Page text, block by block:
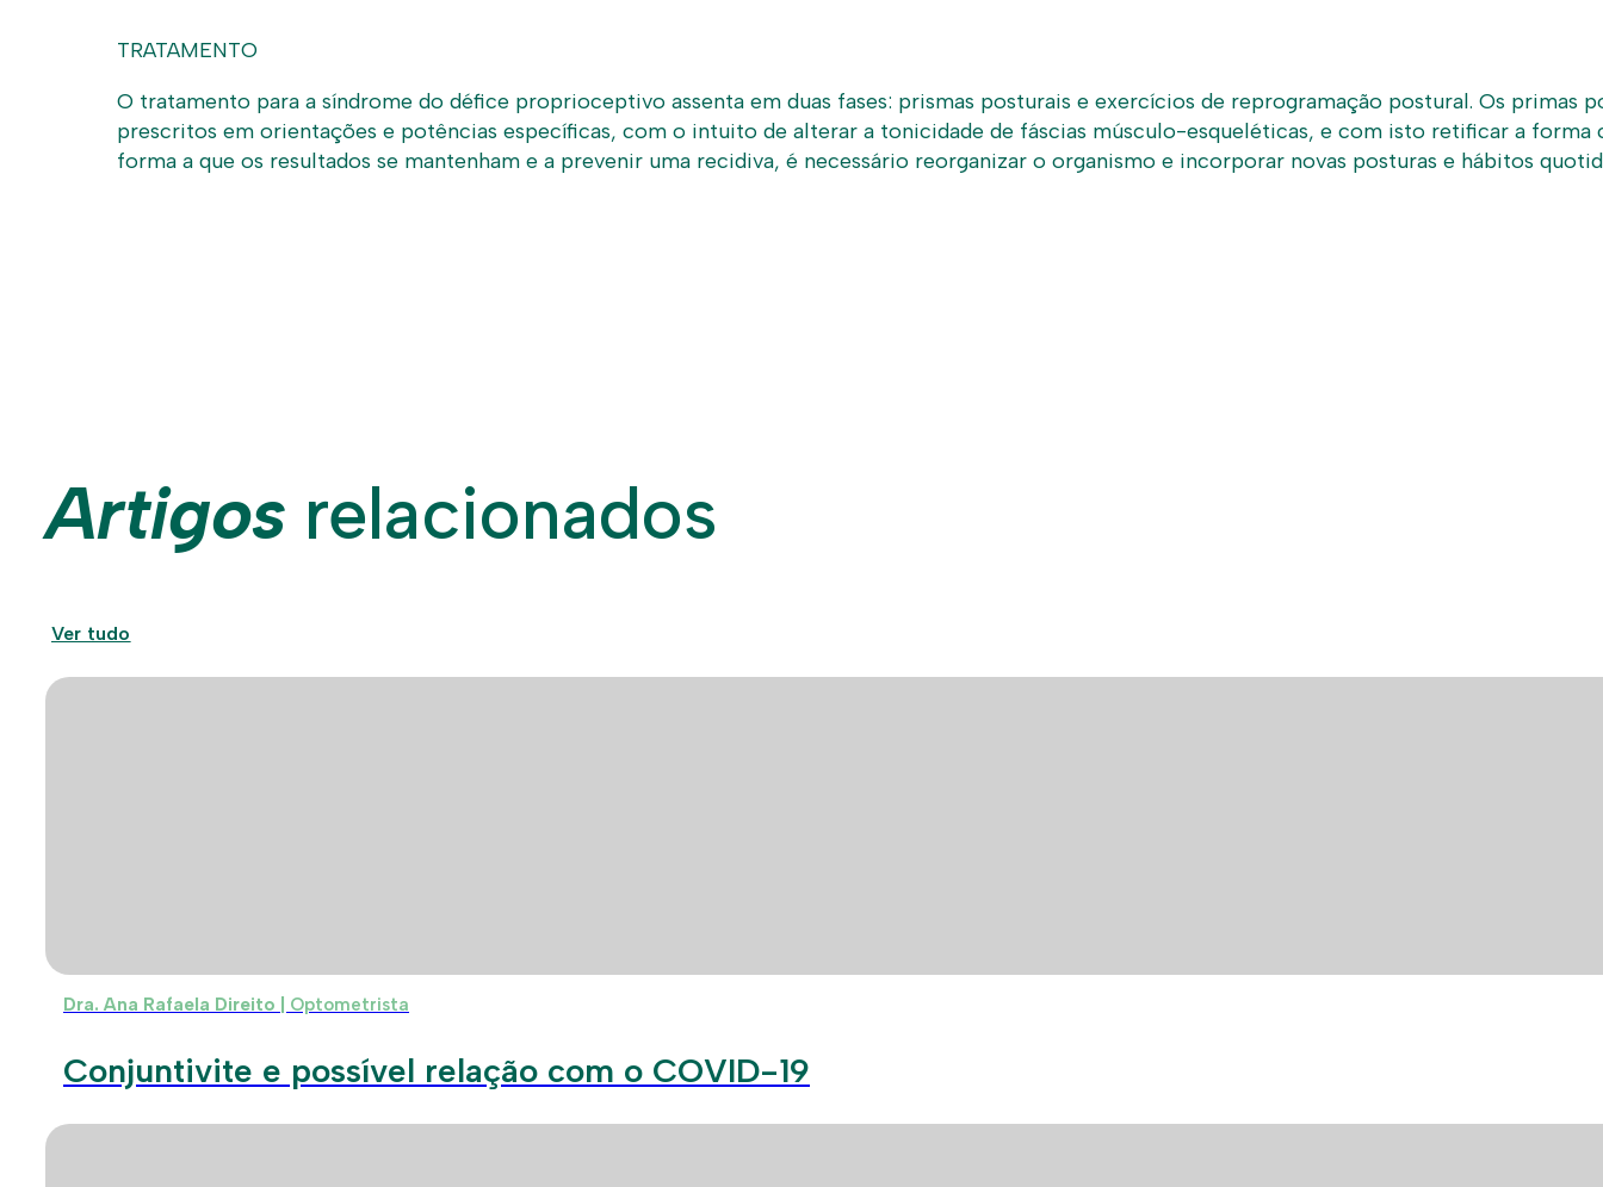
TRATAMENTO
O tratamento para a síndrome do défice proprioceptivo assenta em duas fases: prismas posturais e exercícios de reprogramação postural. Os primas
prescritos em orientações e potências específicas, com o intuito de alterar a tonicidade de fáscias músculo-esqueléticas, e com isto retificar a
forma a que os resultados se mantenham e a prevenir uma recidiva, é necessário reorganizar o organismo e incorporar novas posturas e hábitos
Artigos relacionados
Ver tudo
Dra. Ana Rafaela Direito | Optometrista
Conjuntivite e possível relação com o COVID-19